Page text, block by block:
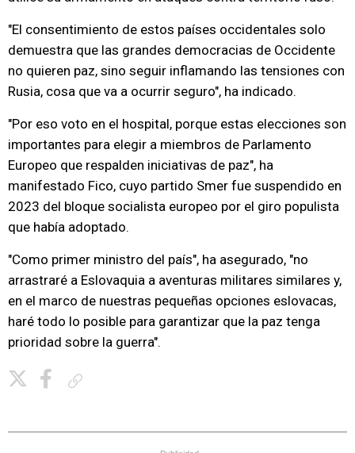
"El consentimiento de estos países occidentales solo
demuestra que las grandes democracias de Occidente
no quieren paz, sino seguir inflamando las tensiones con
Rusia, cosa que va a ocurrir seguro", ha indicado.
"Por eso voto en el hospital, porque estas elecciones son
importantes para elegir a miembros de Parlamento
Europeo que respalden iniciativas de paz", ha
manifestado Fico, cuyo partido Smer fue suspendido en
2023 del bloque socialista europeo por el giro populista
que había adoptado.
"Como primer ministro del país", ha asegurado, "no
arrastraré a Eslovaquia a aventuras militares similares y,
en el marco de nuestras pequeñas opciones eslovacas,
haré todo lo posible para garantizar que la paz tenga
prioridad sobre la guerra".